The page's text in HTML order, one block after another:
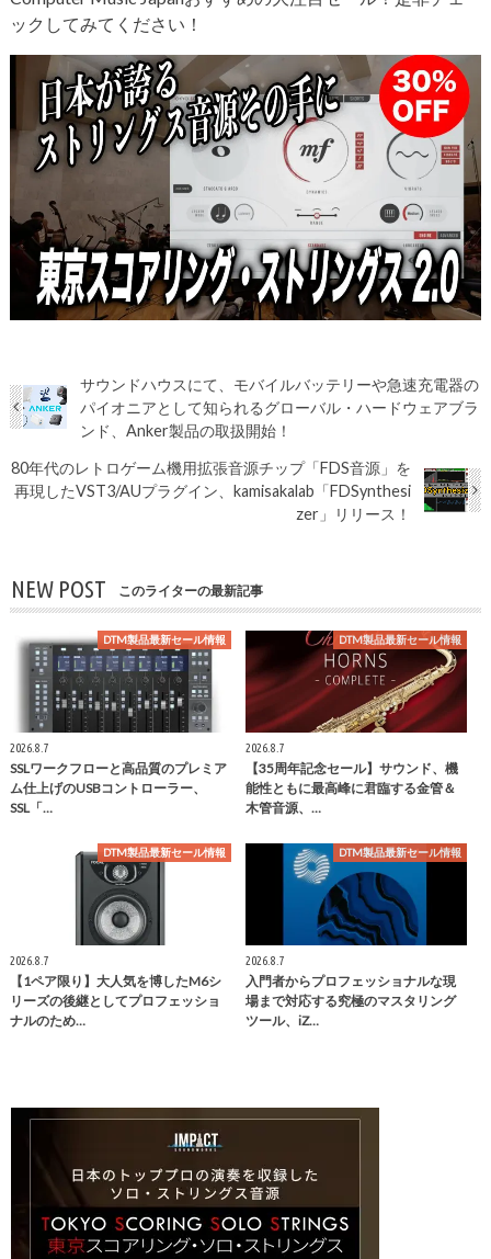
ックしてみてください！
サウンドハウスにて、モバイルバッテリーや急速充電器の
パイオニアとして知られるグローバル・ハードウェアブラ
ンド、Anker製品の取扱開始！
80年代のレトロゲーム機用拡張音源チップ「FDS音源」を
再現したVST3/AUプラグイン、kamisakalab「FDSynthesi
zer」リリース！
NEW POST このライターの最新記事
DTM製品最新セール情報
2026.8.7
SSLワークフローと高品質のプレミア
ム仕上げのUSBコントローラー、
SSL「…
DTM製品最新セール情報
2026.8.7
【35周年記念セール】サウンド、機
能性ともに最高峰に君臨する金管＆
木管音源、…
DTM製品最新セール情報
2026.8.7
【1ペア限り】大人気を博したM6シ
リーズの後継としてプロフェッショ
ナルのため…
DTM製品最新セール情報
2026.8.7
入門者からプロフェッショナルな現
場まで対応する究極のマスタリング
ツール、iZ…